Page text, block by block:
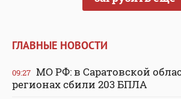
ГЛАВНЫЕ НОВОСТИ
09:27 МО РФ: в Саратовской
регионах сбили 203 БПЛА